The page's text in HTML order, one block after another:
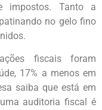
impostos. Tanto a
no gelo fino
fiscais foram
17% a menos em
saiba que está em
auditoria fiscal é